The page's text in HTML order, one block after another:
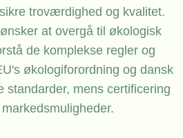
troværdighed og kvalitet.
at overgå til økologisk
de komplekse regler og
økologiforordning og dansk
standarder, mens certificering